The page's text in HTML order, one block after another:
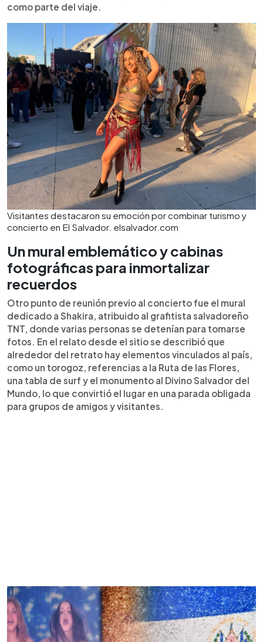
como parte del viaje.
Visitantes destacaron su emoción por combinar turismo y
concierto en El Salvador. elsalvador.com
Un mural emblemático y cabinas
fotográficas para inmortalizar
recuerdos
Otro punto de reunión previo al concierto fue el mural
dedicado a Shakira, atribuido al grafitista salvadoreño
TNT, donde varias personas se detenían para tomarse
fotos. En el relato desde el sitio se describió que
alrededor del retrato hay elementos vinculados al país,
como un torogoz, referencias a la Ruta de las Flores,
una tabla de surf y el monumento al Divino Salvador del
Mundo, lo que convirtió el lugar en una parada obligada
para grupos de amigos y visitantes.